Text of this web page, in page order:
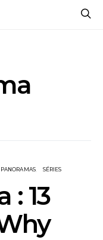
PANORAMAS SÉRIES
: 13